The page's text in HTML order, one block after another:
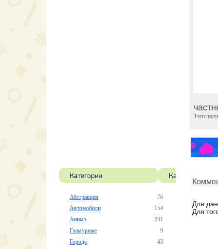
Абстракция
76
Автомобили
154
Анимэ
231
Гламурные
9
Города
43
Тэги:
Для
Для